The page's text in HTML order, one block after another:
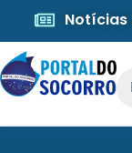
Notícias